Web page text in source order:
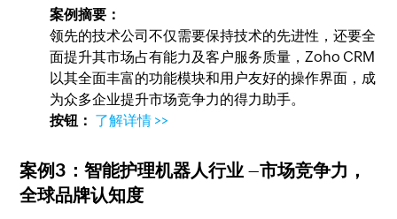
案例摘要：
领先的技术公司不仅需要保持技术的先进性，还要全
面提升其市场占有能力及客户服务质量，Zoho CRM
以其全面丰富的功能模块和用户友好的操作界面，成
为众多企业提升市场竞争力的得力助手。
按钮： 了解详情 >>
案例3：智能护理机器人行业 –市场竞争力，
全球品牌认知度